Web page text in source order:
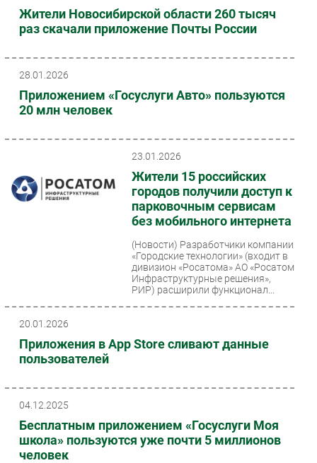
Жители Новосибирской области 260 тысяч
раз скачали приложение Почты России
28.01.2026
Приложением «Госуслуги Авто» пользуются
20 млн человек
23.01.2026
Жители 15 российских
городов получили доступ к
парковочным сервисам
без мобильного интернета
(Новости) Разработчики компании
«Городские технологии» (входит в
дивизион «Росатома» АО «Росатом
Инфраструктурные решения»,
РИР) расширили функционал...
20.01.2026
Приложения в App Store сливают данные
пользователей
04.12.2025
Бесплатным приложением «Госуслуги Моя
школа» пользуются уже почти 5 миллионов
человек